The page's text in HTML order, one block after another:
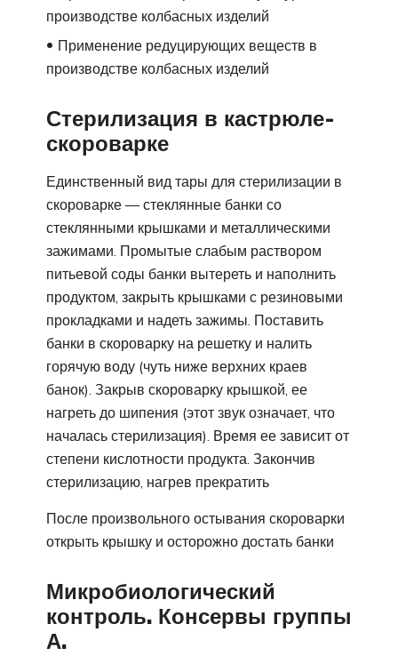
производстве колбасных изделий
Применение редуцирующих веществ в
производстве колбасных изделий
Стерилизация в кастрюле-
скороварке
Единственный вид тары для стерилизации в
скороварке — стеклянные банки со
стеклянными крышками и металлическими
зажимами. Промытые слабым раствором
питьевой соды банки вытереть и наполнить
продуктом, закрыть крышками с резиновыми
прокладками и надеть зажимы. Поставить
банки в скороварку на решетку и налить
горячую воду (чуть ниже верхних краев
банок). Закрыв скороварку крышкой, ее
нагреть до шипения (этот звук означает, что
началась стерилизация). Время ее зависит от
степени кислотности продукта. Закончив
стерилизацию, нагрев прекратить
После произвольного остывания скороварки
открыть крышку и осторожно достать банки
Микробиологический
контроль. Консервы группы
А.